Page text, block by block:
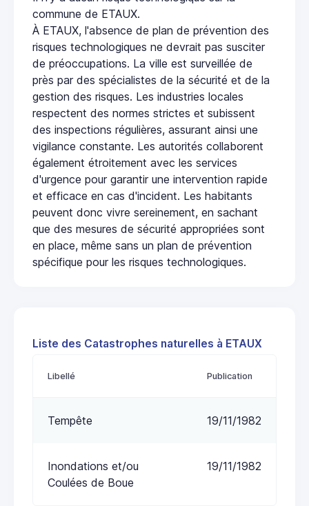
commune de ETAUX.
À ETAUX, l'absence de plan de prévention des
risques technologiques ne devrait pas susciter
de préoccupations. La ville est surveillée de
près par des spécialistes de la sécurité et de la
gestion des risques. Les industries locales
respectent des normes strictes et subissent
des inspections régulières, assurant ainsi une
vigilance constante. Les autorités collaborent
également étroitement avec les services
d'urgence pour garantir une intervention rapide
et efficace en cas d'incident. Les habitants
peuvent donc vivre sereinement, en sachant
que des mesures de sécurité appropriées sont
en place, même sans un plan de prévention
spécifique pour les risques technologiques.
Liste des Catastrophes naturelles à ETAUX
Libellé Publication
Tempête 19/11/1982
Inondations et/ou
Coulées de Boue
19/11/1982